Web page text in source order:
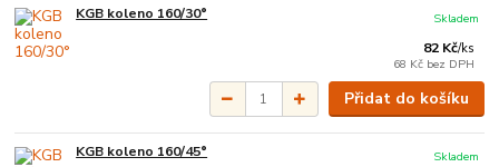
KGB koleno 160/30°
82 Kč/ks
68 Kč bez DPH
Skladem
Přidat do košíku
KGB koleno 160/45°
Skladem